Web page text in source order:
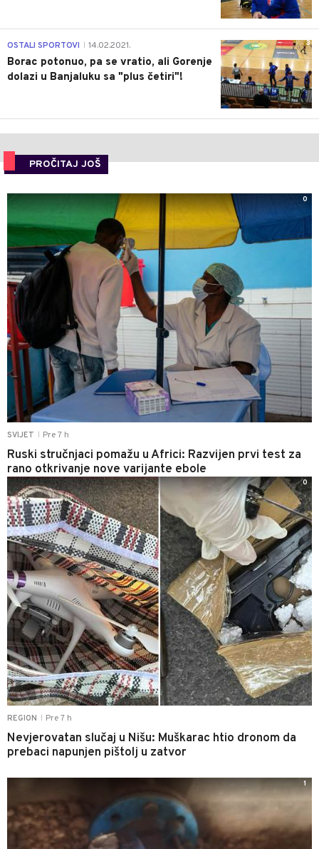
3
OSTALI SPORTOVI 14.02.2021.
Borac potonuo, pa se vratio, ali Gorenje
dolazi u Banjaluku sa "plus četiri"!
PROČITAJ JOŠ
SVIJET Pre 7 h
Ruski stručnjaci pomažu u Africi: Razvijen prvi test za
rano otkrivanje nove varijante ebole
0
REGION Pre 7 h
Nevjerovatan slučaj u Nišu: Muškarac htio dronom da
prebaci napunjen pištolj u zatvor
0
1